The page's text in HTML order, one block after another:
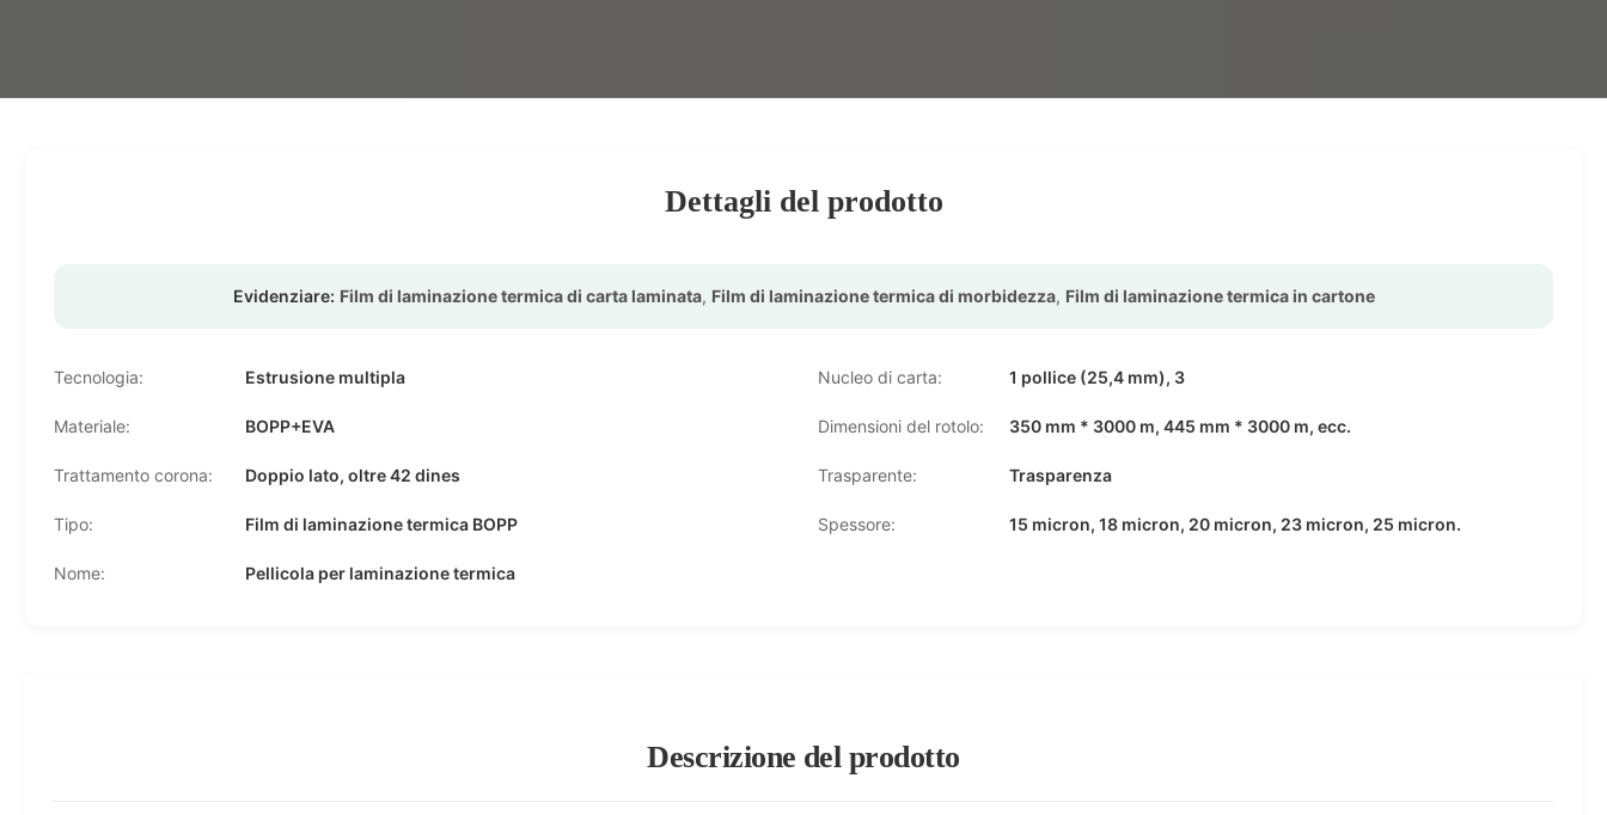
Dettagli del prodotto
Evidenziare: Film di laminazione termica di carta laminata, Film di laminazione termica di morbidezza, Film di laminazione termica in cartone
Tecnologia: Estrusione multipla Nucleo di carta: 1 pollice (25,4 mm), 3
Materiale: BOPP+EVA Dimensioni del rotolo: 350 mm * 3000 m, 445 mm * 3000 m, ecc.
Trattamento corona: Doppio lato, oltre 42 dines Trasparente: Trasparenza
Tipo: Film di laminazione termica BOPP Spessore: 15 micron, 18 micron, 20 micron, 23 micron, 25 micron.
Nome: Pellicola per laminazione termica
Descrizione del prodotto